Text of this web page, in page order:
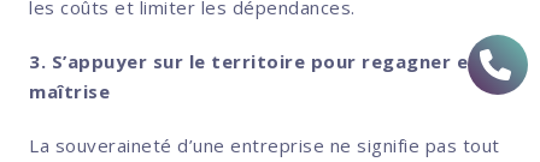
les coûts et limiter les dépendances.
3. S’appuyer sur le territoire pour regagner en
maîtrise
La souveraineté d’une entreprise ne signifie pas tout